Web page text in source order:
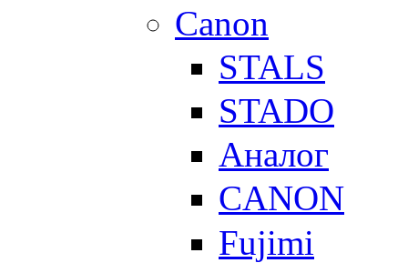
Canon
STALS
STADO
Аналог
CANON
Fujimi